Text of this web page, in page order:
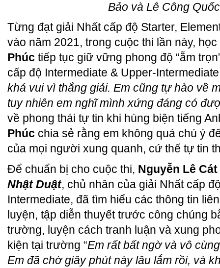
Bảo và Lê Công
Từng đạt giải Nhất cấp độ Starter,
vào năm 2021, trong cuộc thi lần này,
Phúc tiếp tục giữ vững phong độ “ẵm
cấp độ Intermediate & Upper-
khá vui vì thắng giải. Em cũng tự hào về
tuy nhiên em nghĩ mình xứng đáng có
về phong thái tự tin khi hùng biện tiếng
Phúc chia sẻ rằng em không quá chú ý
của mọi người xung quanh, cứ thế tự tin
Để chuẩn bị cho cuộc thi, Nguyễn Lê
Nhật Duật, chủ nhân của giải Nhất cấp
Intermediate, đã tìm hiểu các thông tin
luyện, tập diễn thuyết trước công chúng
trường, luyện cách tranh luận và xung
kiện tại trường “Em rất bất ngờ và vô
Em đã chờ giây phút này lâu lắm rồi, và